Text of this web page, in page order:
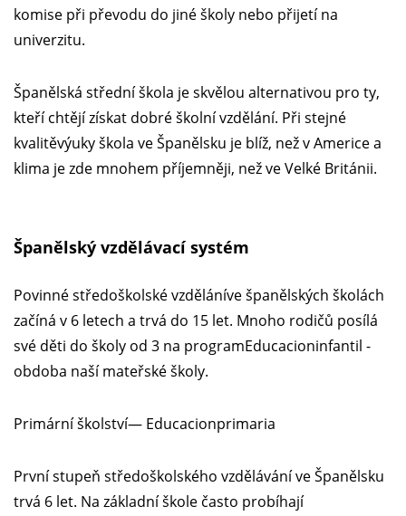
komise při převodu do jiné školy nebo přijetí na
univerzitu.
Španělská střední škola je skvělou alternativou pro ty,
kteří chtějí získat dobré školní vzdělání. Při stejné
kvalitěvýuky škola ve Španělsku je blíž, než v Americe a
klima je zde mnohem příjemněji, než ve Velké Británii.
Španělský vzdělávací systém
Povinné středoškolské vzděláníve španělských školách
začíná v 6 letech a trvá do 15 let. Mnoho rodičů posílá
své děti do školy od 3 na programEducacioninfantil -
obdoba naší mateřské školy.
Primární školství— Educacionprimaria
První stupeň středoškolského vzdělávání ve Španělsku
trvá 6 let. Na základní škole často probíhají